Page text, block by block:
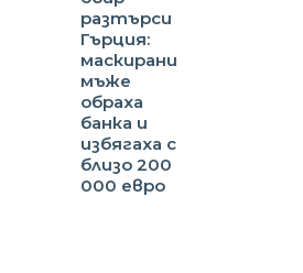
разтърси
Гърция:
маскирани
мъже
обраха
банка и
избягаха с
близо 200
000 евро